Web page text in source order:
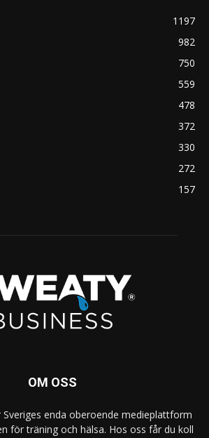
1197
982
750
559
478
372
330
272
157
OM OSS
Sveriges enda oberoende medieplattform
för träning och hälsa. Hos oss får du koll